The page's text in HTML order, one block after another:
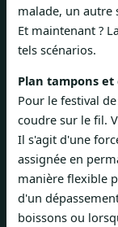
malade, un autre
Et maintenant ?
tels scénarios.
Plan tampons
Pour le festival
coudre sur le fil.
Il s'agit d'une
assignée en
manière flexible
d'un
boissons ou